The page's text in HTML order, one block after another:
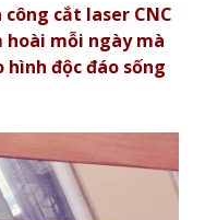
công cắt laser CNC
hoài mỗi ngày mà
độc đáo sống